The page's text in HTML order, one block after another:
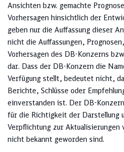
Ansichten bzw. gemachte
Vorhersagen hinsichtlich der
geben nur die Auffassung dieser
nicht die Auffassungen,
Vorhersagen des DB-Konzerns
dar. Dass der DB-Konzern die
Verfügung stellt, bedeutet nicht,
Berichte, Schlüsse oder
einverstanden ist. Der DB-
für die Richtigkeit der Darstellung
Verpflichtung zur
nicht bekannt geworden sind.